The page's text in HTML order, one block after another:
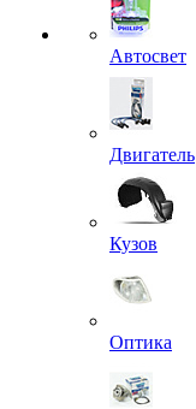
Автосвет
Двигатель
Кузов
Оптика